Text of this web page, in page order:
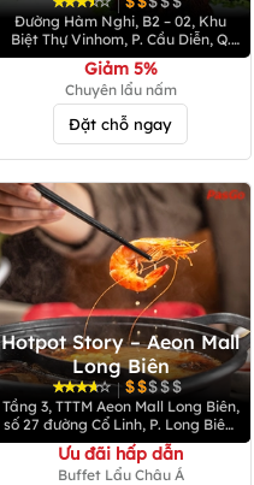
Đường Hàm Nghi, B2 – 02, Khu
Biệt Thự Vinhom, P. Cầu Diễn, Q.
Nam Từ Liêm
Giảm 5%
Chuyên lẩu nấm
Đặt chỗ ngay
Hotpot Story – Aeon Mall
Long Biên
|
Tầng 3, TTTM Aeon Mall Long Biên,
số 27 đường Cổ Linh, P. Long Biên,
Q. Long Biên
Ưu đãi hấp dẫn
Buffet Lẩu Châu Á